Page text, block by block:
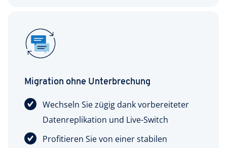
Migration ohne Unterbrechung
Wechseln Sie zügig dank vorbereiteter
Datenreplikation und Live-Switch
Profitieren Sie von einer stabilen